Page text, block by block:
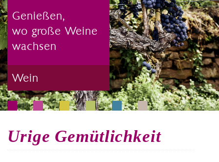
Genießen,
wo große Weine
wachsen
Wein
Urige Gemütlichkeit